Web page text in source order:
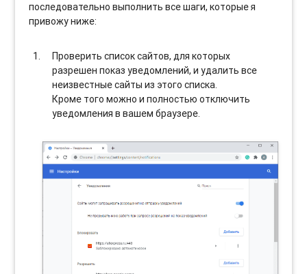
последовательно выполнить все шаги, которые я
привожу ниже:
Проверить список сайтов, для которых
разрешен показ уведомлений, и удалить все
неизвестные сайты из этого списка.
Кроме того можно и полностью отключить
уведомления в вашем браузере.